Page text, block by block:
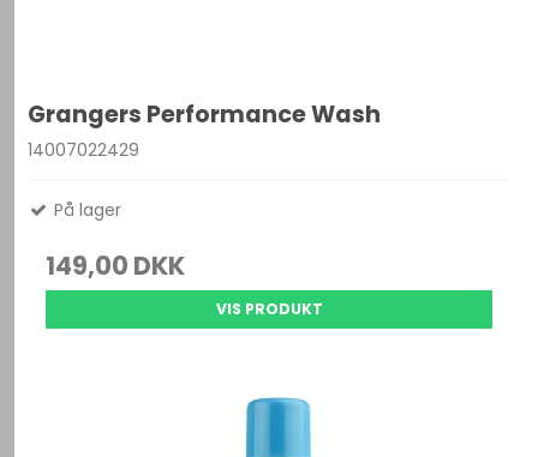
Grangers Performance Wash
14007022429
På lager
149,00 DKK
VIS PRODUKT